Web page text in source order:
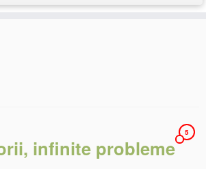
infinite probleme
5